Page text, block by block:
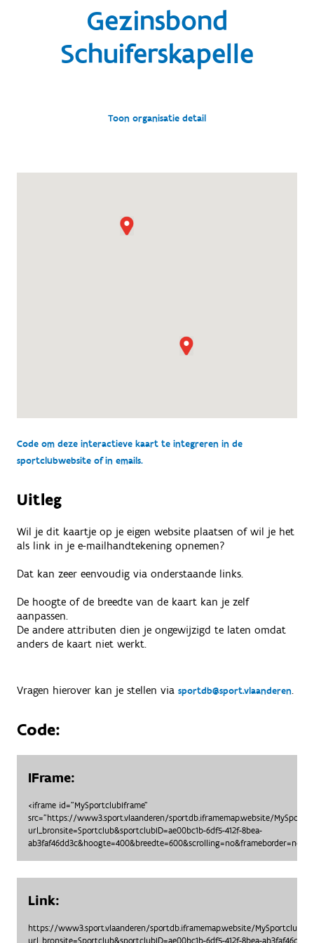
Gezinsbond
Schuiferskapelle
Toon organisatie detail
Code om deze interactieve kaart te integreren in de
sportclubwebsite of in emails.
Uitleg
Wil je dit kaartje op je eigen website plaatsen of wil je het
als link in je e-mailhandtekening opnemen?
Dat kan zeer eenvoudig via onderstaande links.
De hoogte of de breedte van de kaart kan je zelf
aanpassen.
De andere attributen dien je ongewijzigd te laten omdat
anders de kaart niet werkt.
Vragen hierover kan je stellen via sportdb@sport.vlaanderen.
Code:
IFrame:
<iframe id="MySportclubIframe"
src="https://www3.sport.vlaanderen/sportdb.iframemap.website/
url_bronsite=Sportclub&sportclubID=ae00bc1b-6df5-412f-8bea-
ab3faf46dd3c&hoogte=400&breedte=600&scrolling=no&frameborder=no">
Link:
https://www3.sport.vlaanderen/sportdb.iframemap.website/